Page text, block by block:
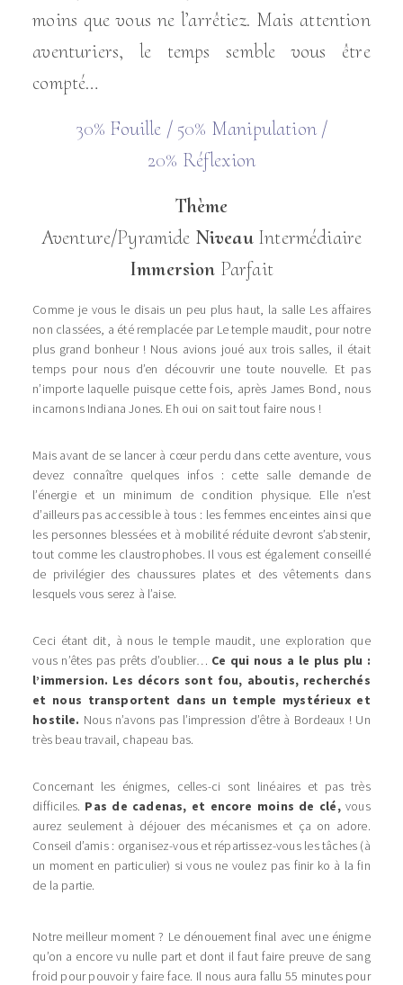
moins que vous ne l’arrêtiez. Mais attention
aventuriers, le temps semble vous être
compté…
30% Fouille / 50% Manipulation /
20% Réflexion
Thème
Aventure/Pyramide NiveauIntermédiaire
Immersion Parfait
Comme je vous le disais un peu plus haut, la salle Les affaires
non classées, a été remplacée par Le temple maudit, pour notre
plus grand bonheur ! Nous avions joué aux trois salles, il était
temps pour nous d’en découvrir une toute nouvelle. Et pas
n’importe laquelle puisque cette fois, après James Bond, nous
incarnons Indiana Jones. Eh oui on sait tout faire nous !
Mais avant de se lancer à cœur perdu dans cette aventure, vous
devez connaître quelques infos : cette salle demande de
l’énergie et un minimum de condition physique. Elle n’est
d’ailleurs pas accessible à tous : les femmes enceintes ainsi que
les personnes blessées et à mobilité réduite devront s’abstenir,
tout comme les claustrophobes. Il vous est également conseillé
de privilégier des chaussures plates et des vêtements dans
lesquels vous serez à l’aise.
Ceci étant dit, à nous le temple maudit, une exploration que
vous n’êtes pas prêts d’oublier… Ce qui nous a le plus plu :
l’immersion. Les décors sont fou, aboutis, recherchés
et nous transportent dans un temple mystérieux et
hostile. Nous n’avons pas l’impression d’être à Bordeaux ! Un
très beau travail, chapeau bas.
Concernant les énigmes, celles-ci sont linéaires et pas très
difficiles. Pas de cadenas, et encore moins de clé,vous
aurez seulement à déjouer des mécanismes et ça on adore.
Conseil d’amis : organisez-vous et répartissez-vous les tâches (à
un moment en particulier) si vous ne voulez pas finir ko à la fin
de la partie.
Notre meilleur moment ? Le dénouement final avec une énigme
qu’on a encore vu nulle part et dont il faut faire preuve de sang
froid pour pouvoir y faire face. Il nous aura fallu 55 minutes pour